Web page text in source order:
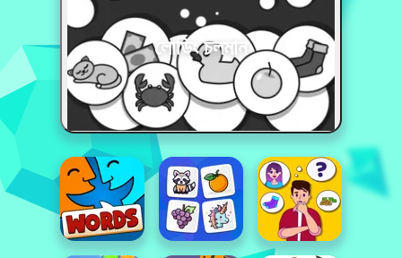
লোডিং চলমান